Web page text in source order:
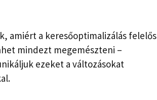
amiért a keresőoptimalizálás felelős
mindezt megemészteni –
ezeket a változásokat